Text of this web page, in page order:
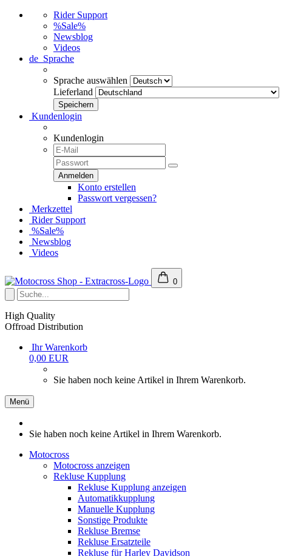
Rider Support
%Sale%
Newsblog
Videos
de Sprache
Sprache auswählen
Lieferland
Kundenlogin
Kundenlogin
Konto erstellen
Passwort vergessen?
Merkzettel
Rider Support
%Sale%
Newsblog
Videos
0
High Quality
Offroad Distribution
Ihr Warenkorb
0,00 EUR
Sie haben noch keine Artikel in Ihrem Warenkorb.
Menü
Sie haben noch keine Artikel in Ihrem Warenkorb.
Motocross
Motocross anzeigen
Rekluse Kupplung
Rekluse Kupplung anzeigen
Automatikkupplung
Manuelle Kupplung
Sonstige Produkte
Rekluse Bremse
Rekluse Ersatzteile
Rekluse für Harley Davidson